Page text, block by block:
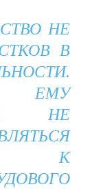
НЕ
В
НЕ
К